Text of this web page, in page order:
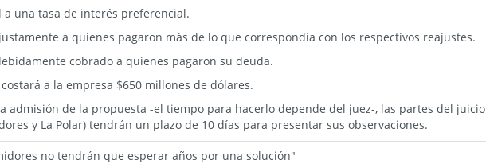
una tasa de interés preferencial.
a quienes pagaron más de lo que correspondía con los respectivos reajustes.
cobrado a quienes pagaron su deuda.
a la empresa $650 millones de dólares.
admisión de la propuesta -el tiempo para hacerlo depende del juez-, las partes del juicio
y La Polar) tendrán un plazo de 10 días para presentar sus observaciones.
no tendrán que esperar años por una solución"